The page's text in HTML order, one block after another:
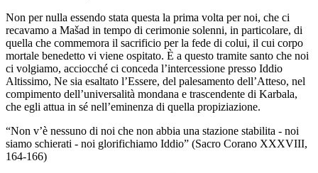
Non per nulla essendo stata questa la prima volta per noi, che ci
recavamo a Mašad in tempo di cerimonie solenni, in particolare, di
quella che commemora il sacrificio per la fede di colui, il cui corpo
mortale benedetto vi viene ospitato. È a questo tramite santo che noi
ci volgiamo, acciocché ci conceda l’intercessione presso Iddio
Altissimo, Ne sia esaltato l’Essere, del palesamento dell’Atteso, nel
compimento dell’universalità mondana e trascendente di Karbala,
che egli attua in sé nell’eminenza di quella propiziazione.
“Non v’è nessuno di noi che non abbia una stazione stabilita - noi
siamo schierati - noi glorifichiamo Iddio” (Sacro Corano XXXVIII,
164-166)